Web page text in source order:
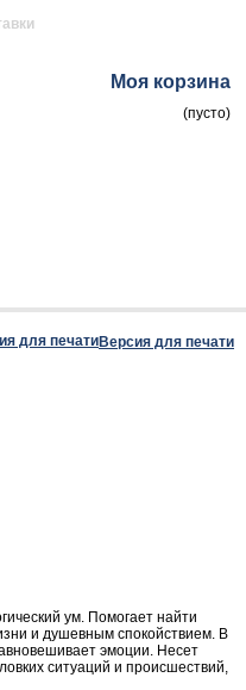
Моя корзина
(пусто)
Версия для печати
ум. Помогает найти
и душевным спокойствием. В
эмоции. Несет
ситуаций и происшествий,